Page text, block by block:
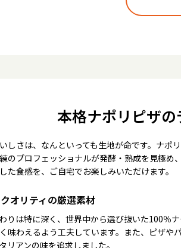
本格ナポリピザの
しさは、なんといっても生地が命です。ナ
のプロフェッショナルが発酵・熟成を見極め
た食感を、ご自宅でお楽しみいただけます。
オリティの厳選素材
りは特に深く、世界中から選び抜いた100％
味わえるよう工夫しています。また、ピザ
リアンの味を追求しました。